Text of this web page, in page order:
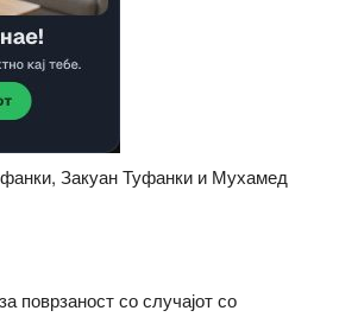
Закуан Туфанки и Мухамед
поврзаност со случајот со